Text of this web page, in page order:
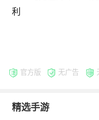
利
官方版 无广告
精选手游